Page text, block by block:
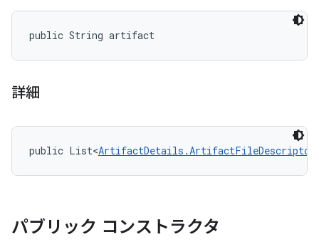
public String artifact
詳細
public List<ArtifactDetails.ArtifactFileDescriptor
パブリック コンストラクタ